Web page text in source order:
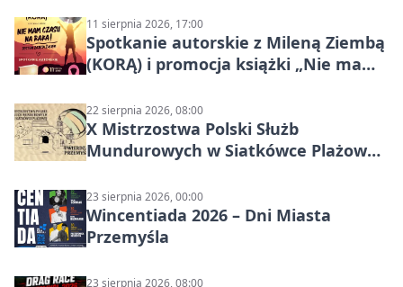
11 sierpnia 2026, 17:00
Spotkanie autorskie z Mileną Ziembą
(KORĄ) i promocja książki „Nie mam
22 sierpnia 2026, 08:00
X Mistrzostwa Polski Służb
Mundurowych w Siatkówce Plażowej
23 sierpnia 2026, 00:00
Wincentiada 2026 – Dni Miasta
Przemyśla
23 sierpnia 2026, 08:00